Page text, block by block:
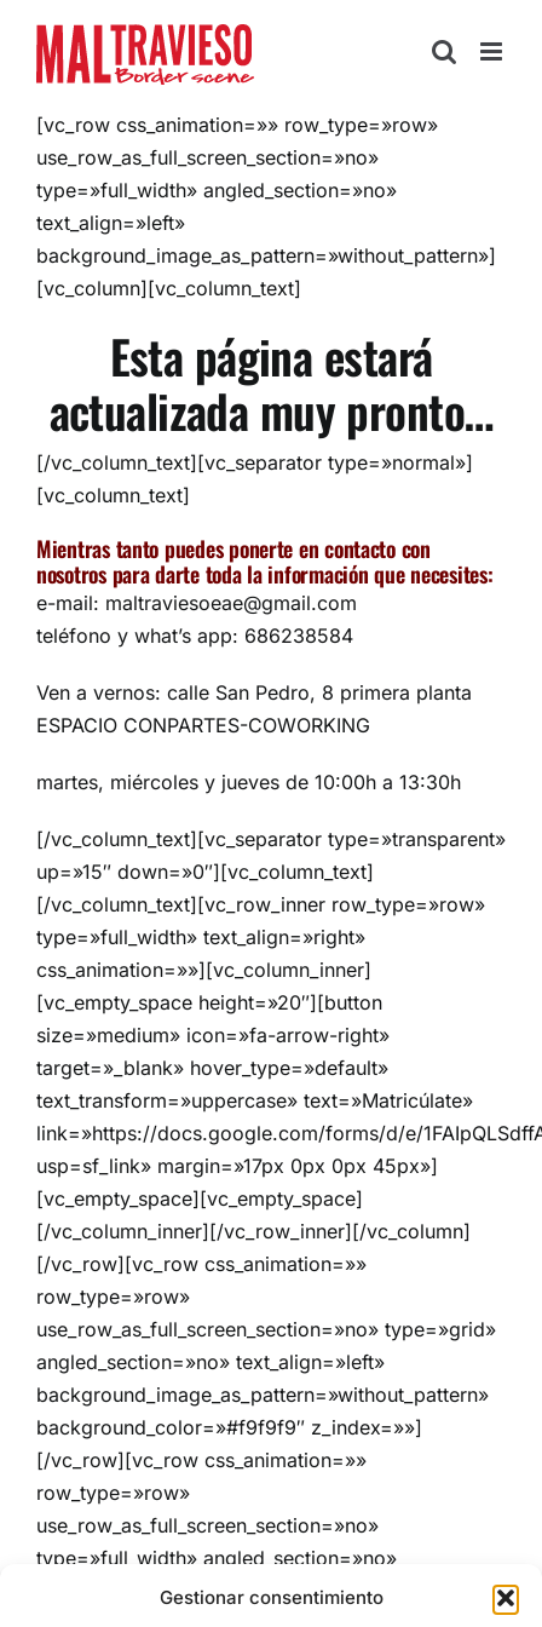
Gestionar consentimiento
content
[vc_row css_animation=»» row_type=»row»
use_row_as_full_screen_section=»no»
type=»full_width» angled_section=»no»
text_align=»left»
background_image_as_pattern=»without_pattern»]
[vc_column][vc_column_text]
Esta página estará
actualizada muy pronto…
[/vc_column_text][vc_separator type=»normal»]
[vc_column_text]
Mientras tanto puedes ponerte en contacto con
nosotros para darte toda la información que necesites:
e-mail: maltraviesoeae@gmail.com
teléfono y what’s app: 686238584
Ven a vernos: calle San Pedro, 8 primera planta
ESPACIO CONPARTES-COWORKING
martes, miércoles y jueves de 10:00h a 13:30h
[/vc_column_text][vc_separator type=»transparent»
up=»15″ down=»0″][vc_column_text]
[/vc_column_text][vc_row_inner row_type=»row»
type=»full_width» text_align=»right»
css_animation=»»][vc_column_inner]
[vc_empty_space height=»20″][button
size=»medium» icon=»fa-arrow-right»
target=»_blank» hover_type=»default»
text_transform=»uppercase» text=»Matricúlate»
link=»https://docs.google.com/forms/d/e/
usp=sf_link» margin=»17px 0px 0px 45px»]
[vc_empty_space][vc_empty_space]
[/vc_column_inner][/vc_row_inner][/vc_column]
[/vc_row][vc_row css_animation=»»
row_type=»row»
use_row_as_full_screen_section=»no» type=»grid»
angled_section=»no» text_align=»left»
background_image_as_pattern=»without_pattern»
background_color=»#f9f9f9″ z_index=»»]
[/vc_row][vc_row css_animation=»»
row_type=»row»
use_row_as_full_screen_section=»no»
type=»full_width» angled_section=»no»
text_align=»left»